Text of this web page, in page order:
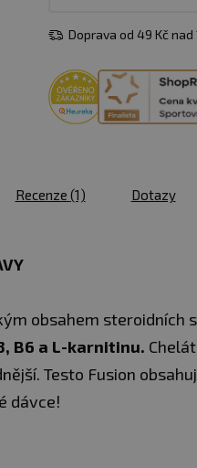
Doprava od 49 Kč nad
Recenze (1) Dotazy
obsahem steroidních
B6 a L-karnitinu.
Testo Fusion
dávce!